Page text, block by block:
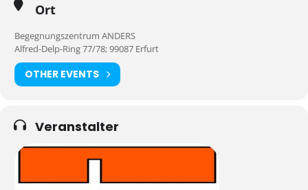
Ort
Begegnungszentrum ANDERS
Alfred-Delp-Ring 77/78; 99087 Erfurt
OTHER EVENTS
Veranstalter